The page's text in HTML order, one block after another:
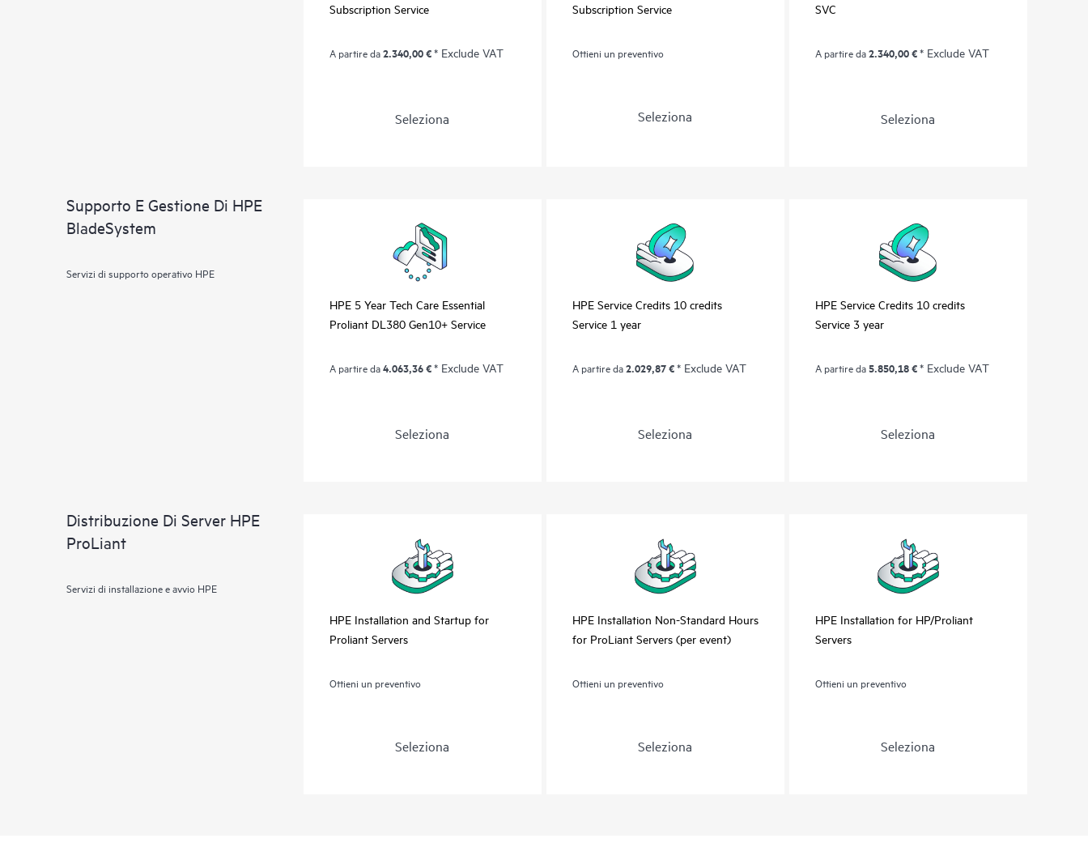
Subscription Service
A partire da2.340,00 €* Exclude VAT
Seleziona
Subscription Service
Ottieni un preventivo
Seleziona
SVC
A partire da2.340,00 €* Exclude VAT
Seleziona
Supporto E Gestione Di HPE
BladeSystem
Servizi di supporto operativo HPE
HPE 5 Year Tech Care Essential
Proliant DL380 Gen10+ Service
A partire da4.063,36 €* Exclude VAT
Seleziona
HPE Service Credits 10 credits
Service 1 year
A partire da2.029,87 €* Exclude VAT
Seleziona
HPE Service Credits 10 credits
Service 3 year
A partire da5.850,18 €* Exclude VAT
Seleziona
Distribuzione Di Server HPE
ProLiant
Servizi di installazione e avvio HPE
HPE Installation and Startup for
Proliant Servers
Ottieni un preventivo
Seleziona
HPE Installation Non-Standard Hours
for ProLiant Servers (per event)
Ottieni un preventivo
Seleziona
HPE Installation for HP/Proliant
Servers
Ottieni un preventivo
Seleziona